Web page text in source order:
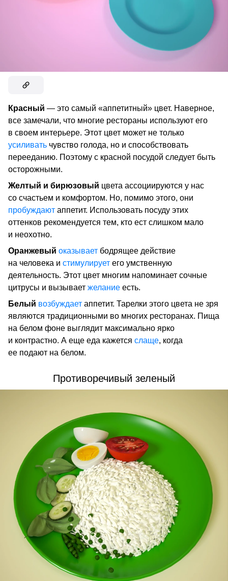
Красный — это самый «аппетитный» цвет. Наверное,
все замечали, что многие рестораны используют его
в своем интерьере. Этот цвет может не только
усиливать чувство голода, но и способствовать
перееданию. Поэтому с красной посудой следует быть
осторожными.
Желтый и бирюзовый цвета ассоциируются у нас
со счастьем и комфортом. Но, помимо этого, они
пробуждают аппетит. Использовать посуду этих
оттенков рекомендуется тем, кто ест слишком мало
и неохотно.
Оранжевый оказывает бодрящее действие
на человека и стимулирует его умственную
деятельность. Этот цвет многим напоминает сочные
цитрусы и вызывает желание есть.
Белый возбуждает аппетит. Тарелки этого цвета не зря
являются традиционными во многих ресторанах. Пища
на белом фоне выглядит максимально ярко
и контрастно. А еще еда кажется слаще, когда
ее подают на белом.
Противоречивый зеленый